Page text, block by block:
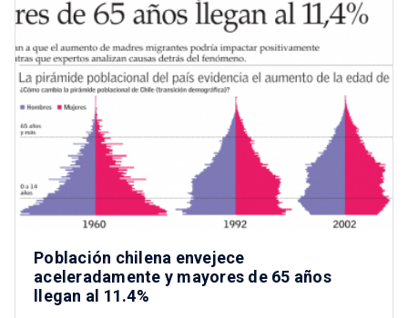
Población chilena envejece
aceleradamente y mayores de 65 años
llegan al 11.4%